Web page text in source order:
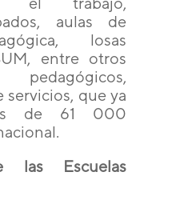
aulas de
losas
entre otros
servicios, que ya
de 61 000
las Escuelas